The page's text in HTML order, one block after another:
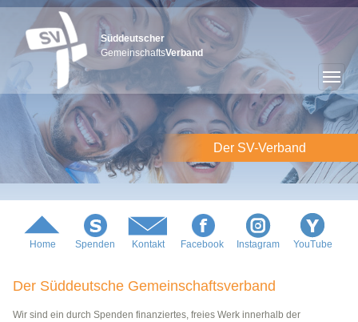
Der SV-Verband
Süddeutscher
GemeinschaftsVerband
Home Spenden Kontakt Facebook Instagram YouTube
Der Süddeutsche Gemeinschaftsverband
Wir sind ein durch Spenden finanziertes, freies Werk innerhalb der